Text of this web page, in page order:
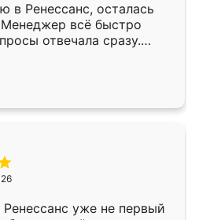
в Ренессанс, осталась
всё быстро
отвечала сразу.
в субботу, подошёл к
Собрали
аккуратно, даже
уже не первый